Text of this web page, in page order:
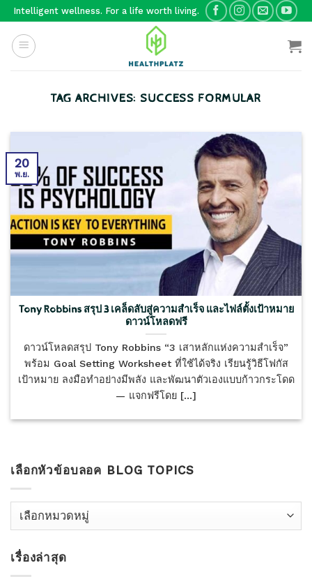
Skip
content
Intelligent wellness. For a life worth living.
TAG ARCHIVES: SUCCESS FORMULAR
Tony Robbins สรุป 3 เคล็ดลับสู่ความสำเร็จ และไฟล์ตั้งเป้าหมาย
ดาวน์โหลดฟรี
ดาวน์โหลดสรุป Tony Robbins “3 เสาหลักแห่งความสำเร็จ”
พร้อม Goal Setting Worksheet ที่ใช้ได้จริง เรียนรู้วิธีโฟกัส
เป้าหมาย ลงมือทำอย่างมีพลัง และพัฒนาตัวเองแบบก้าวกระโดด
— แจกฟรีโดย [...]
20
พ.ย.
เลือกหัวข้อบลอค BLOG TOPICS
เลือก
บลอค
Blog
เรื่องล่าสุด